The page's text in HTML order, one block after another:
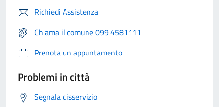
Richiedi Assistenza
Chiama il comune 099 4581111
Prenota un appuntamento
Problemi in città
Segnala disservizio